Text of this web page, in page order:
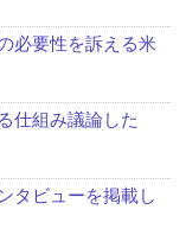
必要性を訴える米
仕組み議論した
タビューを掲載し